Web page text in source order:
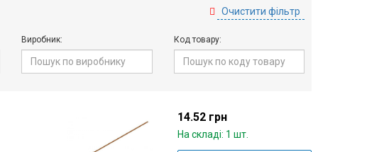
Очистити фільтр
Виробник: Код товару:
14.52 грн
На складі: 1 шт.